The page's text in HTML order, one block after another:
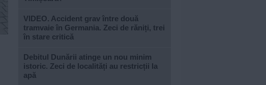
VIDEO. Accident grav între două
tramvaie în Germania. Zeci de răniți, trei
în stare critică
Debitul Dunării atinge un nou minim
istoric. Zeci de localități au restricții la
apă